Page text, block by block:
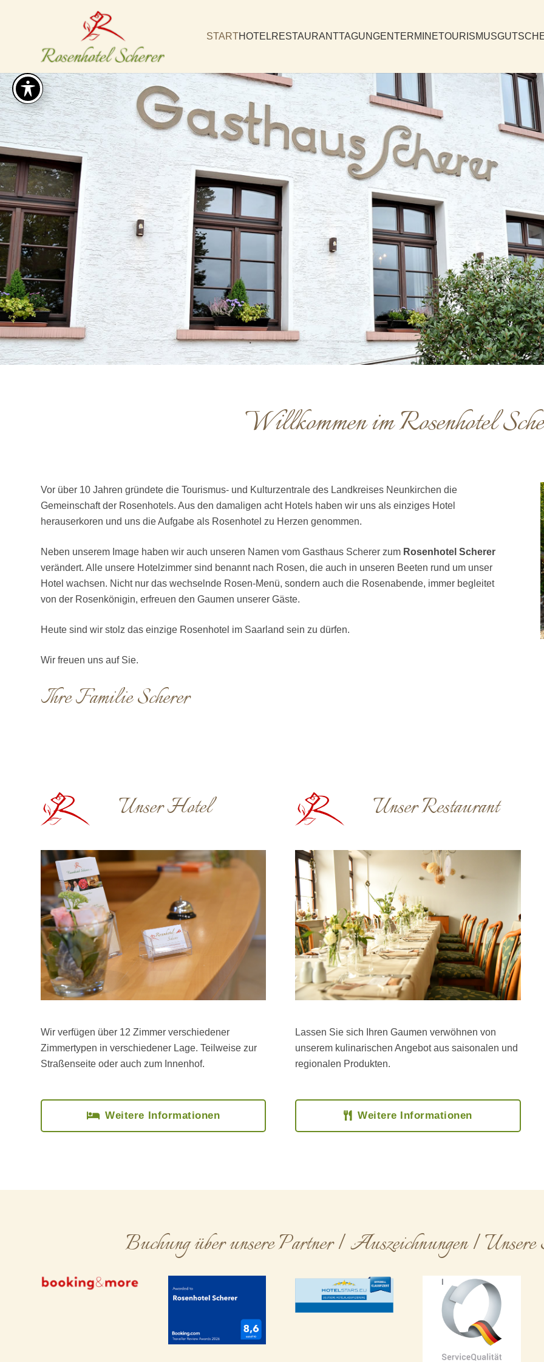
STARTHOTELRESTAURANTTAGUNGENTERMINETOURISMUS
Willkommen im Rosenhotel
Vor über 10 Jahren gründete die Tourismus- und Kulturzentrale des Landkreises Neunkirchen die
Gemeinschaft der Rosenhotels. Aus den damaligen acht Hotels haben wir uns als einziges Hotel
herauserkoren und uns die Aufgabe als Rosenhotel zu Herzen genommen.
Neben unserem Image haben wir auch unseren Namen vom Gasthaus Scherer zum Rosenhotel Scherer
verändert. Alle unsere Hotelzimmer sind benannt nach Rosen, die auch in unseren Beeten rund um unser
Hotel wachsen. Nicht nur das wechselnde Rosen-Menü, sondern auch die Rosenabende, immer begleitet
von der Rosenkönigin, erfreuen den Gaumen unserer Gäste.
Heute sind wir stolz das einzige Rosenhotel im Saarland sein zu dürfen.
Wir freuen uns auf Sie.
Ihre Familie Scherer
Unser Hotel
Wir verfügen über 12 Zimmer verschiedener
Zimmertypen in verschiedener Lage. Teilweise zur
Straßenseite oder auch zum Innenhof.
Weitere Informationen
Unser Restaurant
Lassen Sie sich Ihren Gaumen verwöhnen von
unserem kulinarischen Angebot aus saisonalen und
regionalen Produkten.
Weitere Informationen
Buchung über unsere Partner | Auszeichnungen |